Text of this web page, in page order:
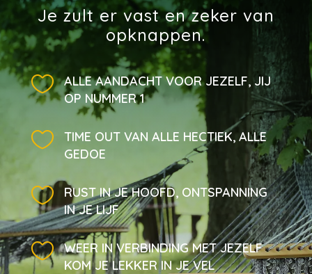
Je zult er vast en zeker van
opknappen.

ALLE AANDACHT VOOR JEZELF, JIJ
OP NUMMER 1

TIME OUT VAN ALLE HECTIEK, ALLE
GEDOE

RUST IN JE HOOFD, ONTSPANNING
IN JE LIJF

WEER IN VERBINDING MET JEZELF
KOM JE LEKKER IN JE VEL